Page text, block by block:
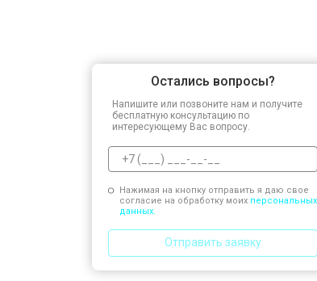
Остались вопросы?
Напишите или позвоните нам и получите
бесплатную консультацию по
интересующему Вас вопросу.
Нажимая на кнопку отправить я даю свое
согласие на обработку моих персональных
данных.
Отправить заявку